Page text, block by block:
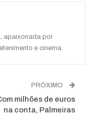
apaixonada por
e cinema.
PRÓXIMO
milhões de euros
na conta, Palmeiras